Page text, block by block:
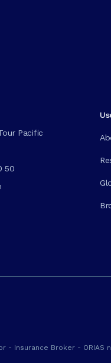
Pacific
50
- Insurance Broker - ORIAS